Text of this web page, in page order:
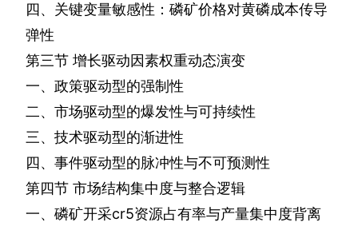
四、关键变量敏感性：磷矿价格对黄磷成本传导
弹性
第三节 增长驱动因素权重动态演变
一、政策驱动型的强制性
二、市场驱动型的爆发性与可持续性
三、技术驱动型的渐进性
四、事件驱动型的脉冲性与不可预测性
第四节 市场结构集中度与整合逻辑
一、磷矿开采cr5资源占有率与产量集中度背离